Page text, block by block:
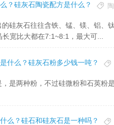
？硅灰石陶瓷配方是什么？
宽比大都在7:1~8:1，最大可...
什么？硅灰石粉多少钱一吨？
两种粉，不过硅微粉和石英粉
么？硅石和硅灰石是一种吗？